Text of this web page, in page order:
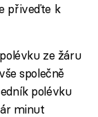
přiveďte k
ze žáru
společně
polévku
minut